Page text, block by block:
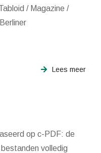
/ Magazine /
Lees meer
op c-PDF: de
volledig